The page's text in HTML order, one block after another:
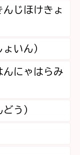
じほけきょ
いん）
んにゃはらみ
う）